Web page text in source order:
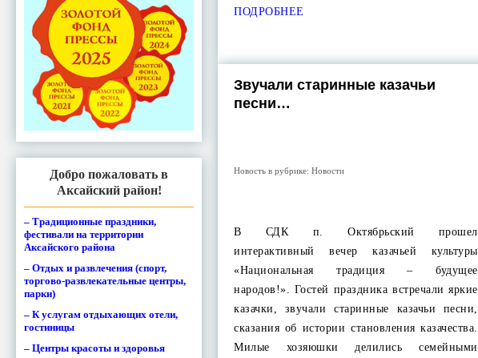
Добро пожаловать в
Аксайский район!
– Традиционные праздники,
фестивали на территории
Аксайского района
– Отдых и развлечения (спорт,
торгово-развлекательные центры,
парки)
– К услугам отдыхающих отели,
гостиницы
– Центры красоты и здоровья
ПОДРОБНЕЕ
Звучали старинные казачьи
песни…
Новость в рубрике:Новости
В СДК п. Октябрьский прошел
интерактивный вечер казачьей культуры
«Национальная традиция – будущее
народов!». Гостей праздника встречали яркие
казачки, звучали старинные казачьи песни,
сказания об истории становления казачества.
Милые хозяюшки делились семейными